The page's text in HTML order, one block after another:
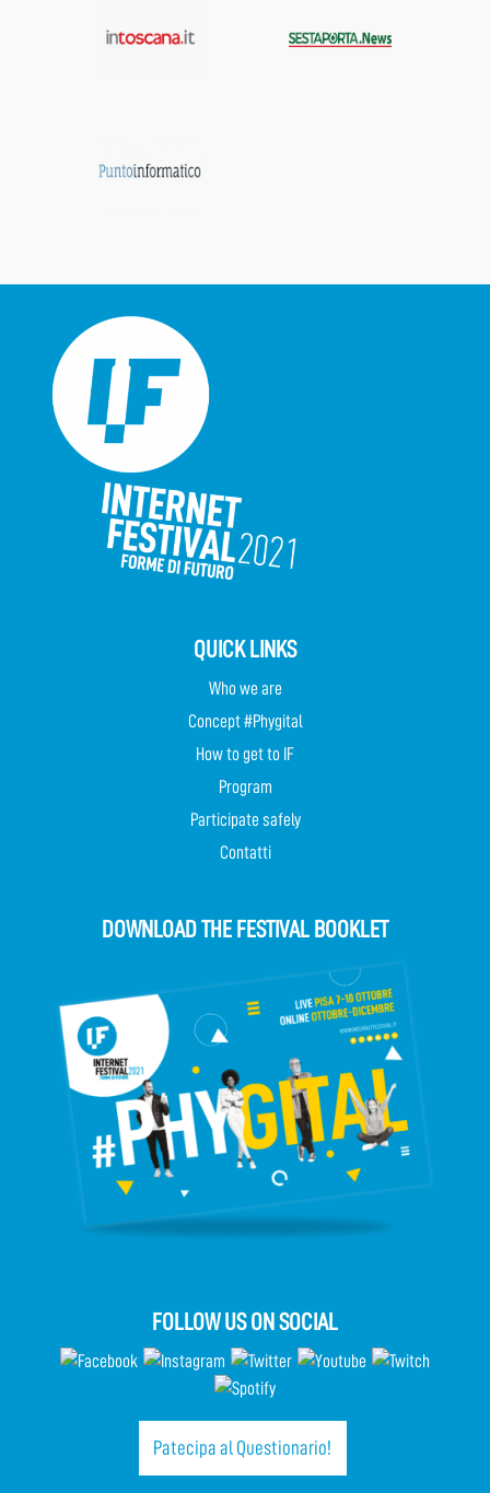
QUICK LINKS
Who we are
Concept #Phygital
How to get to IF
Program
Participate safely
Contatti
DOWNLOAD THE FESTIVAL BOOKLET
FOLLOW US ON SOCIAL
Patecipa al Questionario!